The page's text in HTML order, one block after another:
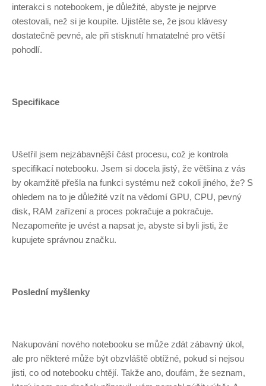
interakci s notebookem, je důležité, abyste je nejprve
otestovali, než si je koupíte. Ujistěte se, že jsou klávesy
dostatečně pevné, ale při stisknutí hmatatelné pro větší
pohodlí.
Specifikace
Ušetřil jsem nejzábavnější část procesu, což je kontrola
specifikací notebooku. Jsem si docela jistý, že většina z vás
by okamžitě přešla na funkci systému než cokoli jiného, ​​že? S
ohledem na to je důležité vzít na vědomí GPU, CPU, pevný
disk, RAM zařízení a proces pokračuje a pokračuje.
Nezapomeňte je uvést a napsat je, abyste si byli jisti, že
kupujete správnou značku.
Poslední myšlenky
Nakupování nového notebooku se může zdát zábavný úkol,
ale pro některé může být obzvláště obtížné, pokud si nejsou
jisti, co od notebooku chtějí. Takže ano, doufám, že seznam,